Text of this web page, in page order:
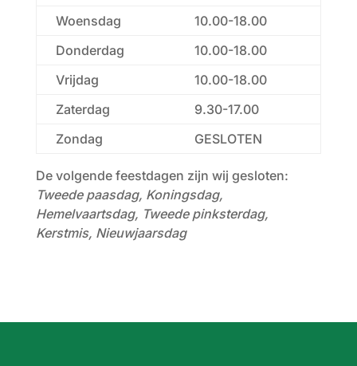
Woensdag
10.00-18.00
Donderdag
10.00-18.00
Vrijdag
10.00-18.00
Zaterdag
9.30-17.00
Zondag
GESLOTEN
​De volgende feestdagen zijn wij gesloten:
Tweede paasdag, Koningsdag,
Hemelvaartsdag, Tweede pinksterdag,
Kerstmis, Nieuwjaarsdag